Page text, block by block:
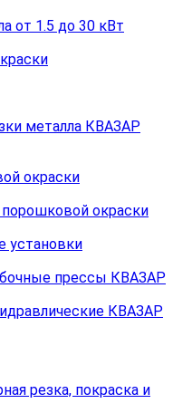
от 1.5 до 30 кВт
металла КВАЗАР
окраски
окраски
установки
прессы КВАЗАР
КВАЗАР
резка, покраска и